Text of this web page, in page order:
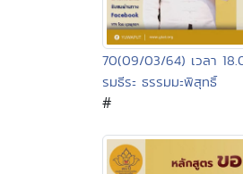
70(09/03/64) เวลา
รมธีระ ธรรมมะพิสุทธิ์
#